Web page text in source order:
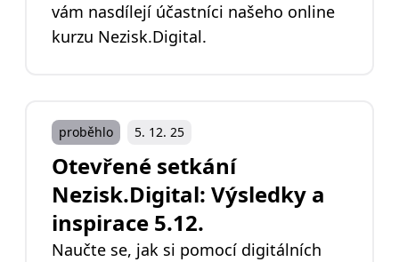
vám nasdílejí účastníci našeho online
kurzu Nezisk.Digital.
proběhlo 5. 12. 25
Otevřené setkání
Nezisk.Digital: Výsledky a
inspirace 5.12.
Naučte se, jak si pomocí digitálních